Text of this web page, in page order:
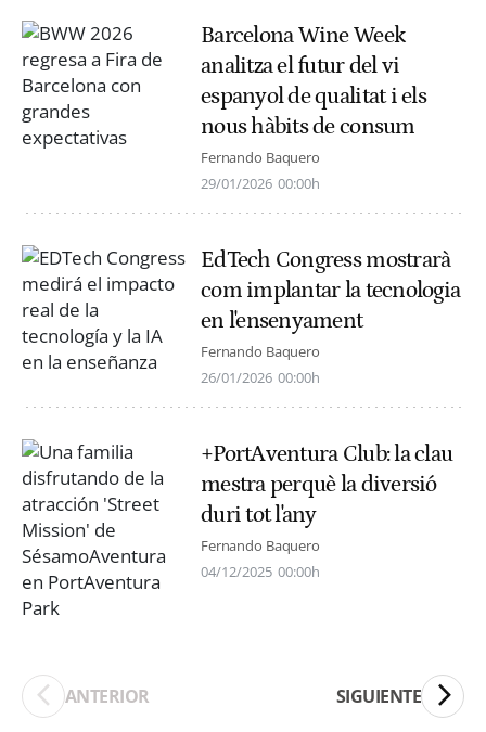
Barcelona Wine Week
analitza el futur del vi
espanyol de qualitat i els
nous hàbits de consum
Fernando Baquero
29/01/2026 00:00h
EdTech Congress mostrarà
com implantar la tecnologia
en l'ensenyament
Fernando Baquero
26/01/2026 00:00h
+PortAventura Club: la clau
mestra perquè la diversió
duri tot l'any
Fernando Baquero
04/12/2025 00:00h
ANTERIOR SIGUIENTE